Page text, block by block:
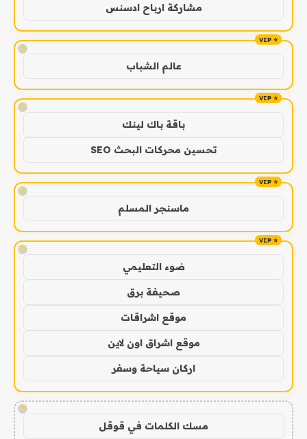
مشاركة ارباح ادسنس
!
عالم الشباب
!
باقة باك لينك
تحسين محركات البحث SEO
!
ماسنجر المسلم
!
ضوء التعليمي
صحيفة برق
موقع اشراقات
موقع اشراق اون لاين
اركان سياحة وسفر
!
مسك الكلمات في قوقل